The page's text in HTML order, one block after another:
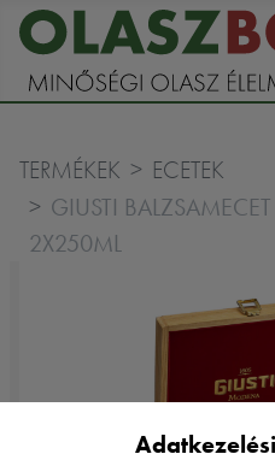
TERMÉKEK ECETEK
GIUSTI
2X250ML